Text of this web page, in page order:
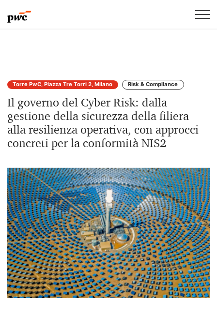
Torre PwC, Piazza Tre Torri 2, Milano Risk & Compliance
Il governo del Cyber Risk: dalla
gestione della sicurezza della filiera
alla resilienza operativa, con approcci
concreti per la conformità NIS2